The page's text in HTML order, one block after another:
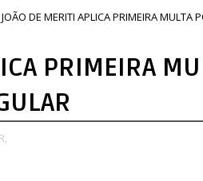
DE MERITI APLICA PRIMEIRA MULTA
PRIMEIRA